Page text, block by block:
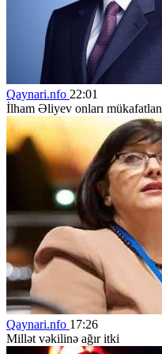
Qaynari.nfo 22:01
İlham Əliyev onları
Qaynari.nfo 17:26
Millət vəkilinə ağır itki